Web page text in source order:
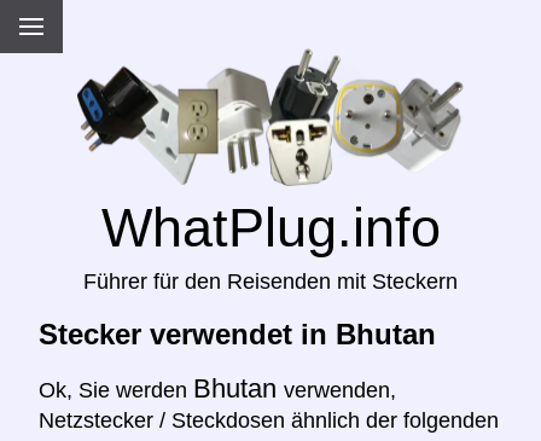
WhatPlug.info
Führer für den Reisenden mit Steckern
Stecker verwendet in Bhutan
Ok, Sie werden Bhutan verwenden,
Netzstecker / Steckdosen ähnlich der folgenden